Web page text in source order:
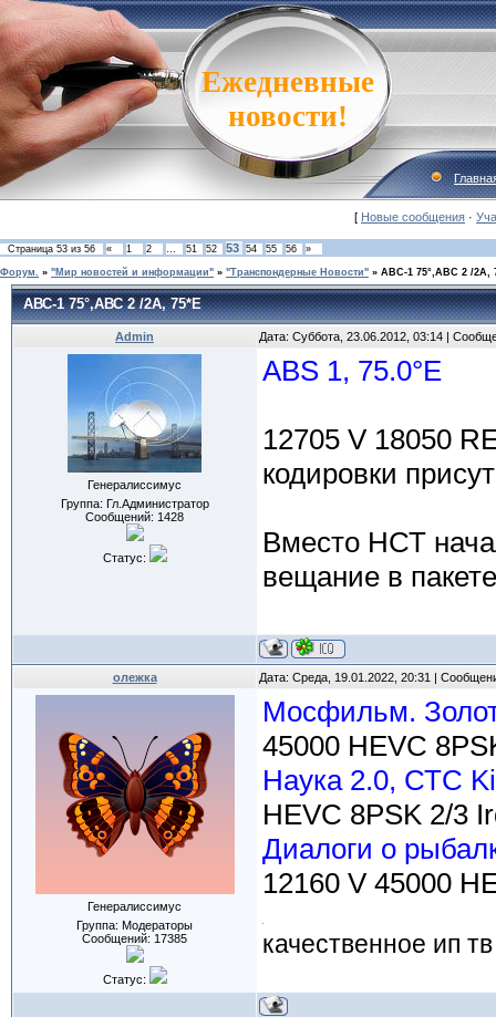
Ежедневные
новости!
[ Новые сообщения ·
Страница 53 из 56 « 1 2 … 51 52 53 54 55 56 »
Форум. » "Мир новостей и информации" » "Транспондерные Новости" » АВС-1 75°,АВС 2 /2А,
АВС-1 75°,АВС 2 /2А, 75*E
Admin Дата: Суббота, 23.06.2012, 03:14 |
Генералиссимус
Группа: Гл.Администратор
Сообщений: 1428
Статус:
ABS 1, 75.0°E
12705 V 18050
кодировки
Bместо НСТ
вещание в
олежка Дата: Среда, 19.01.2022, 20:31 |
Генералиссимус
Группа: Модераторы
Сообщений: 17385
Статус:
Мосфильм.
45000 HEVC
Наука 2.0, СТС
HEVC 8PSK 2/3
Диалоги о
12160 V 45000
качественное ип